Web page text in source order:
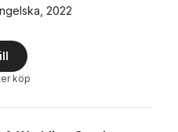
2022
köp